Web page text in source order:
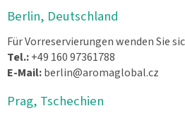
Berlin, Deutschland
Für Vorreservierungen wenden Sie
Tel.:+49 160 97361788
E-Mail:berlin@aromaglobal.cz
Prag, Tschechien